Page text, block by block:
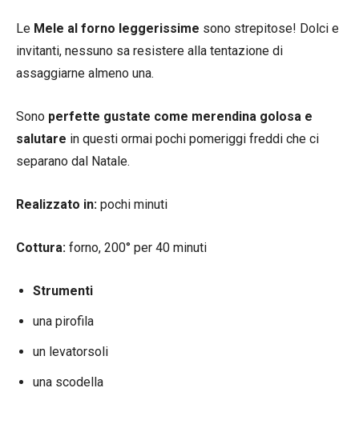
Le Mele al forno leggerissime sono strepitose! Dolci e
invitanti, nessuno sa resistere alla tentazione di
assaggiarne almeno una.
Sono perfette gustate come merendina golosa e
salutare in questi ormai pochi pomeriggi freddi che ci
separano dal Natale.
Realizzato in: pochi minuti
Cottura: forno, 200° per 40 minuti
Strumenti
una pirofila
un levatorsoli
una scodella